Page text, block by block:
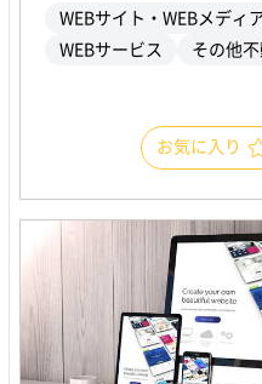
WEBサイト・WEBメディ
WEBサービス
その他
お気に入り